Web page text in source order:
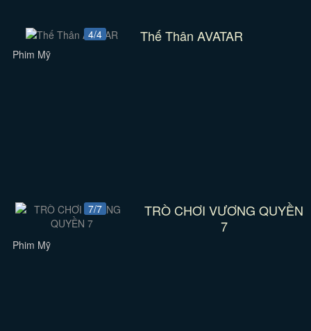
4/4 Thế Thân AVATAR
Phim Mỹ
7/7
TRÒ CHƠI VƯƠNG QUYỀN
7
Phim Mỹ